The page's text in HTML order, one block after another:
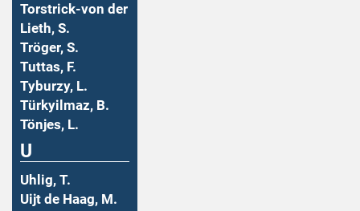
Torstrick-von der
Lieth, S.
Tröger, S.
Tuttas, F.
Tyburzy, L.
Türkyilmaz, B.
Tönjes, L.
U
Uhlig, T.
Uijt de Haag, M.